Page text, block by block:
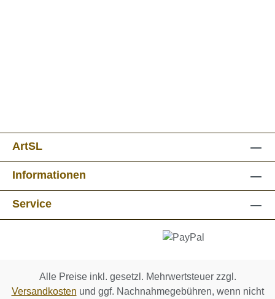
ArtSL
Informationen
Service
Alle Preise inkl. gesetzl. Mehrwertsteuer zzgl.
Versandkosten und ggf. Nachnahmegebühren, wenn nicht